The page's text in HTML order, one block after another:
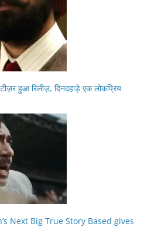
हुआ रिलीज़, दिनदहाड़े एक लोकप्रिय
Next Big True Story Based gives